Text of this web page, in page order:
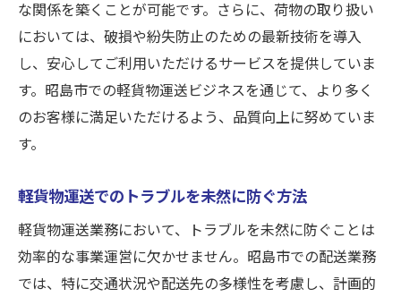
昭島市で働く魅力とチャレンジ
お仕事情報を活用してキャリアアップ
軽貨物運送業務で求められるコンピテンシ
ー
な関係を築くことが可能です。さらに、荷物の取り扱い
においては、破損や紛失防止のための最新技術を導入
し、安心してご利用いただけるサービスを提供していま
す。昭島市での軽貨物運送ビジネスを通じて、より多く
のお客様に満足いただけるよう、品質向上に努めていま
す。
軽貨物運送でのトラブルを未然に防ぐ方法
軽貨物運送業務において、トラブルを未然に防ぐことは
効率的な事業運営に欠かせません。昭島市での配送業務
では、特に交通状況や配送先の多様性を考慮し、計画的